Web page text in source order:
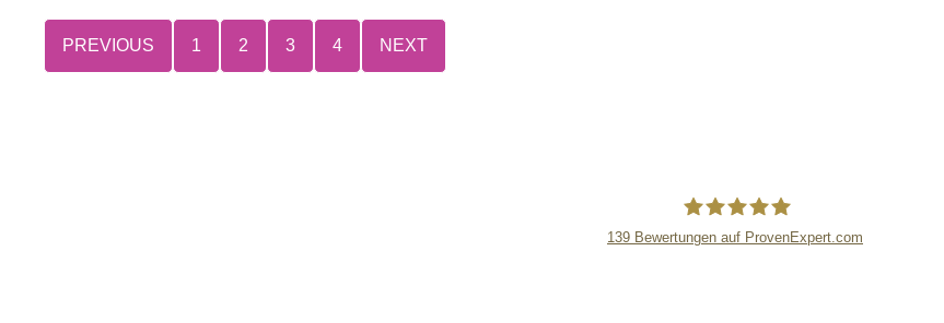
PREVIOUS 1 2 3 4 NEXT
139 Bewertungen auf ProvenExpert.com